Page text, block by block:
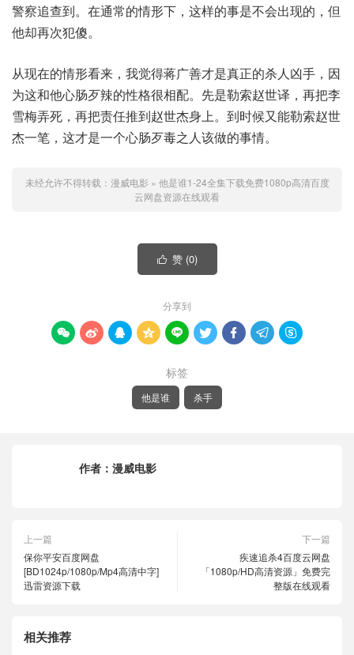
警察追查到。在通常的情形下，这样的事是不会出现的，但
他却再次犯傻。
从现在的情形看来，我觉得蒋广善才是真正的杀人凶手，因
为这和他心肠歹辣的性格很相配。先是勒索赵世译，再把李
雪梅弄死，再把责任推到赵世杰身上。到时候又能勒索赵世
杰一笔，这才是一个心肠歹毒之人该做的事情。
未经允许不得转载： 漫威电影 » 他是谁1-24全集下载免费1080p高清百度
云网盘资源在线观看
 赞 (0)
分享到
        
标签
他是谁 杀手
作者： 漫威电影
上一篇
保你平安百度网盘
[BD1024p/1080p/Mp4高清中字]
迅雷资源下载
下一篇
疾速追杀4百度云网盘
「1080p/HD高清资源」免费完
整版在线观看
相关推荐